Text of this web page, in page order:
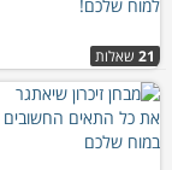
21 שאלות